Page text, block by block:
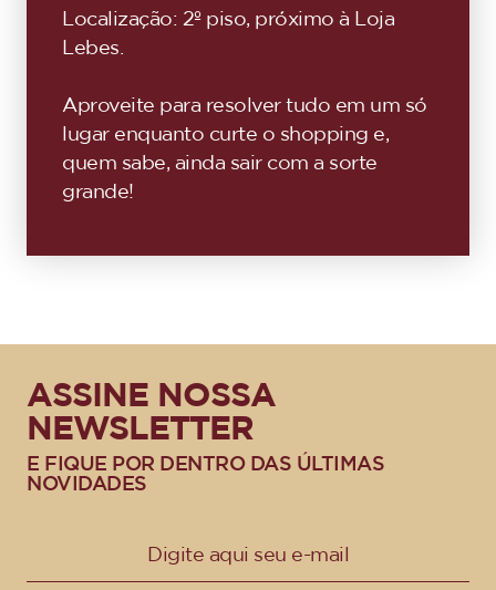
Localização: 2º piso, próximo à Loja
Lebes.
Aproveite para resolver tudo em um só
lugar enquanto curte o shopping e,
quem sabe, ainda sair com a sorte
grande!
ASSINE NOSSA
NEWSLETTER
E FIQUE POR DENTRO DAS ÚLTIMAS
NOVIDADES